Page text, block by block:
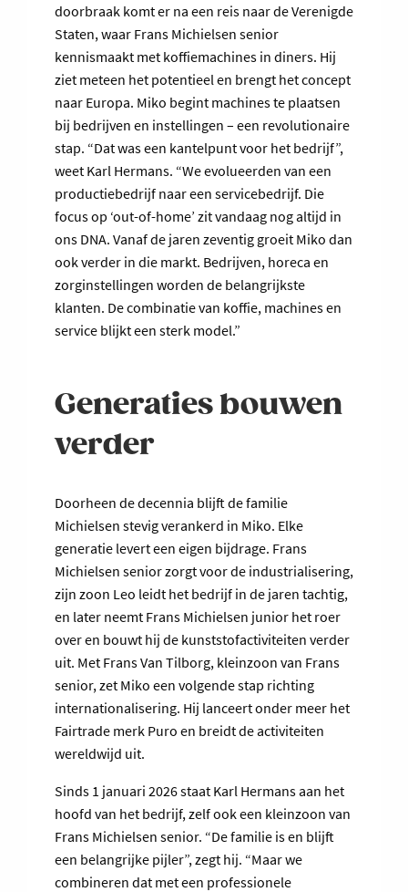
doorbraak komt er na een reis naar de Verenigde
Staten, waar Frans Michielsen senior
kennismaakt met koffiemachines in diners. Hij
ziet meteen het potentieel en brengt het concept
naar Europa. Miko begint machines te plaatsen
bij bedrijven en instellingen – een revolutionaire
stap. “Dat was een kantelpunt voor het bedrijf”,
weet Karl Hermans. “We evolueerden van een
productiebedrijf naar een servicebedrijf. Die
focus op ‘out-of-home’ zit vandaag nog altijd in
ons DNA. Vanaf de jaren zeventig groeit Miko dan
ook verder in die markt. Bedrijven, horeca en
zorginstellingen worden de belangrijkste
klanten. De combinatie van koffie, machines en
service blijkt een sterk model.”
Generaties bouwen
verder
Doorheen de decennia blijft de familie
Michielsen stevig verankerd in Miko. Elke
generatie levert een eigen bijdrage. Frans
Michielsen senior zorgt voor de industrialisering,
zijn zoon Leo leidt het bedrijf in de jaren tachtig,
en later neemt Frans Michielsen junior het roer
over en bouwt hij de kunststofactiviteiten verder
uit. Met Frans Van Tilborg, kleinzoon van Frans
senior, zet Miko een volgende stap richting
internationalisering. Hij lanceert onder meer het
Fairtrade merk Puro en breidt de activiteiten
wereldwijd uit.
Sinds 1 januari 2026 staat Karl Hermans aan het
hoofd van het bedrijf, zelf ook een kleinzoon van
Frans Michielsen senior. “De familie is en blijft
een belangrijke pijler”, zegt hij. “Maar we
combineren dat met een professionele